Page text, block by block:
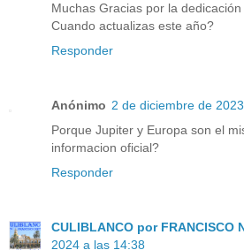
Muchas Gracias por la dedicación
Cuando actualizas este año?
Responder
Anónimo 2 de diciembre de
Porque Jupiter y Europa son el
informacion oficial?
Responder
CULIBLANCO por FRANCISCO
2024 a las 14:38